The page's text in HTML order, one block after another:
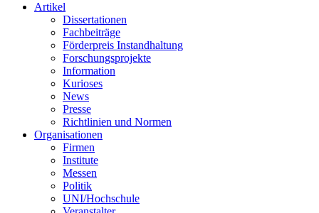
Artikel
Dissertationen
Fachbeiträge
Förderpreis Instandhaltung
Forschungsprojekte
Information
Kurioses
News
Presse
Richtlinien und Normen
Organisationen
Firmen
Institute
Messen
Politik
UNI/Hochschule